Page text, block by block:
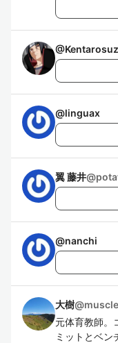
@
@linguax
翼 藤井@
@nanchi
大樹@
元体育教師。
ミットとベン